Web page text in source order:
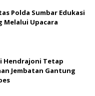
Polda Sumbar Edukasi
Melalui Upacara
Hendrajoni Tetap
Jembatan Gantung